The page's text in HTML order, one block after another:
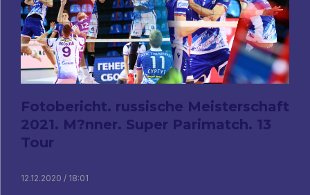
Fotobericht. russische Meisterschaft
2021. M?nner. Super Parimatch. 13
Tour
12.12.2020 / 18:01